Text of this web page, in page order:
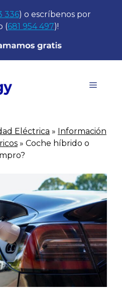
336) o escríbenos por
(681 954 497)!
Menú
Eléctrica » Información
» Coche híbrido o